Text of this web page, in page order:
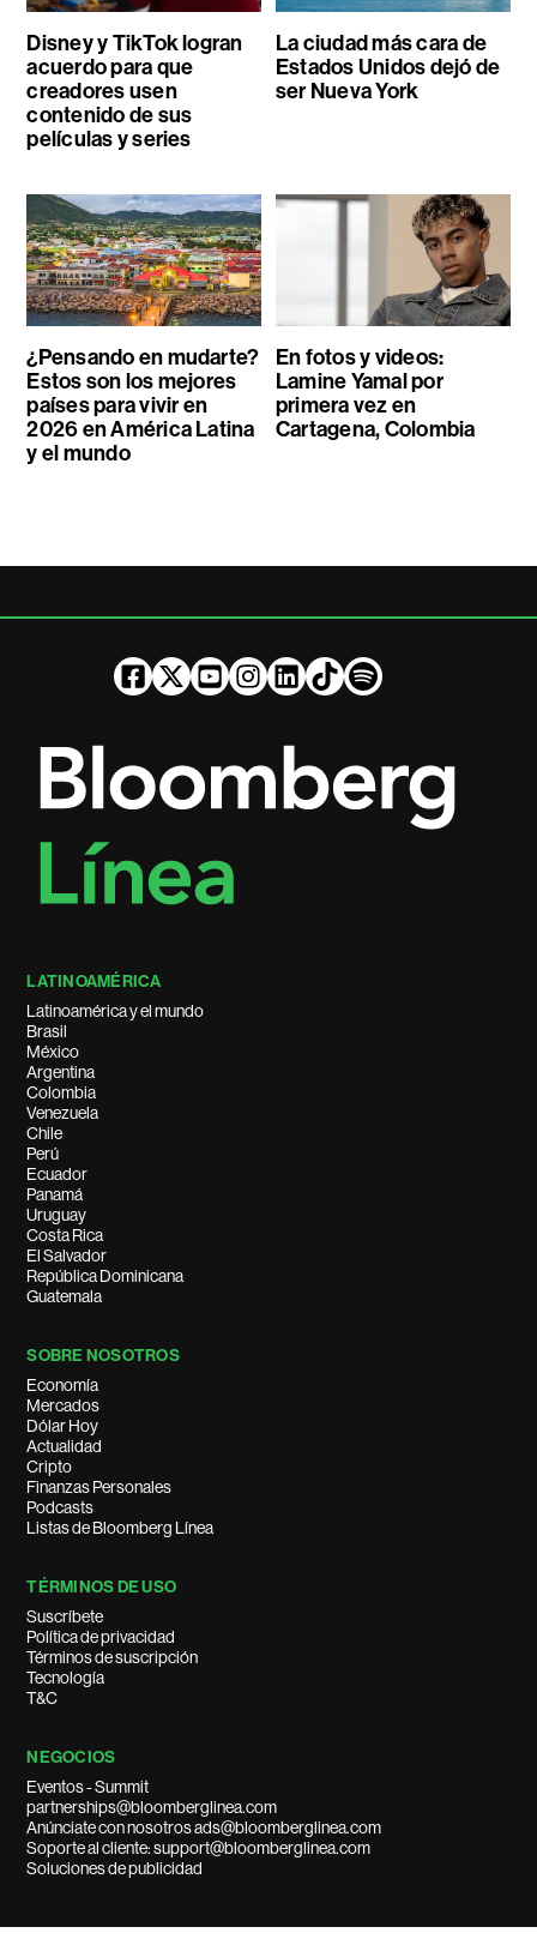
Disney y TikTok logran
acuerdo para que
creadores usen
contenido de sus
películas y series
La ciudad más cara de
Estados Unidos dejó de
ser Nueva York
¿Pensando en mudarte?
Estos son los mejores
países para vivir en
2026 en América Latina
y el mundo
En fotos y videos:
Lamine Yamal por
primera vez en
Cartagena, Colombia
LATINOAMÉRICA
Latinoamérica y el mundo
Brasil
México
Argentina
Colombia
Venezuela
Chile
Perú
Ecuador
Panamá
Uruguay
Costa Rica
El Salvador
República Dominicana
Guatemala
SOBRE NOSOTROS
Economía
Mercados
Dólar Hoy
Actualidad
Cripto
Finanzas Personales
Podcasts
Listas de Bloomberg Línea
TÉRMINOS DE USO
Suscríbete
Política de privacidad
Términos de suscripción
Tecnología
T&C
NEGOCIOS
Eventos - Summit
partnerships@bloomberglinea.com
Anúnciate con nosotros ads@bloomberglinea.com
Soporte al cliente: support@bloomberglinea.com
Soluciones de publicidad